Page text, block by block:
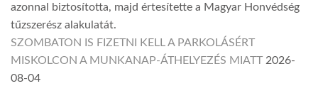
azonnal biztosította, majd értesítette a Magyar Honvédség
tűzszerész alakulatát.
SZOMBATON IS FIZETNI KELL A PARKOLÁSÉRT
MISKOLCON A MUNKANAP-ÁTHELYEZÉS MIATT 2026-
08-04